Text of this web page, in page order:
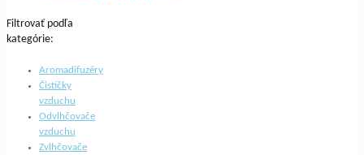
Filtrovať podľa
kategórie:
Aromadifuzéry
Čističky
vzduchu
Odvlhčovače
vzduchu
Zvlhčovače